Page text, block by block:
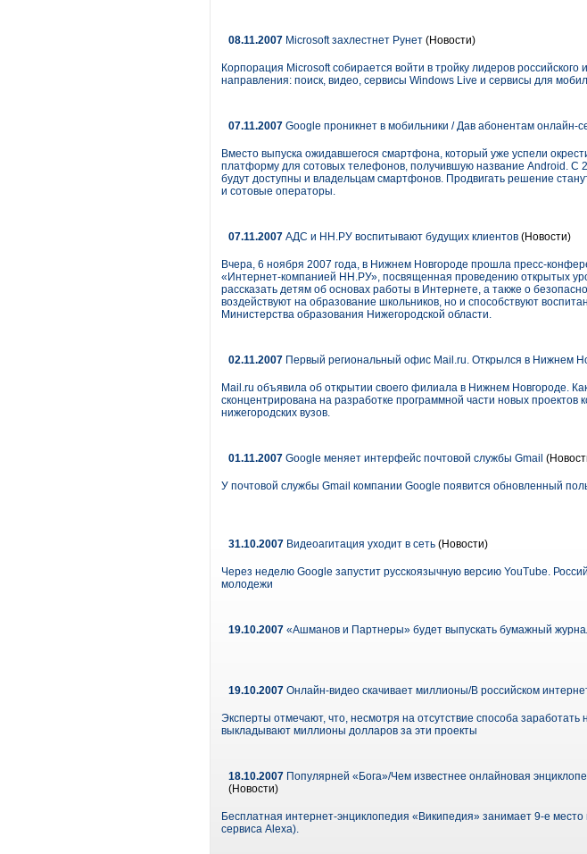
08.11.2007 Microsoft захлестнет Рунет (Новости)
Корпорация Microsoft собирается войти в тройку лидеров
направления: поиск, видео, сервисы Windows Live и сервисы для
07.11.2007 Google проникнет в мобильники / Дав абонентам онлайн-
Вместо выпуска ожидавшегося смартфона, который уже успели
платформу для сотовых телефонов, получившую название Android. С
будут доступны и владельцам смартфонов. Продвигать решение
и сотовые операторы.
07.11.2007 АДС и НН.РУ воспитывают будущих клиентов (Новости)
Вчера, 6 ноября 2007 года, в Нижнем Новгороде прошла пресс-
«Интернет-компанией НН.РУ», посвященная проведению открытых
рассказать детям об основах работы в Интернете, а также о
воздействуют на образование школьников, но и способствуют
Министерства образования Нижегородской области.
02.11.2007 Первый региональный офис Mail.ru. Открылся в Нижнем
Mail.ru объявила об открытии своего филиала в Нижнем Новгороде.
сконцентрирована на разработке программной части новых
нижегородских вузов.
01.11.2007 Google меняет интерфейс почтовой службы Gmail
У почтовой службы Gmail компании Google появится обновленный
31.10.2007 Видеоагитация уходит в сеть (Новости)
Через неделю Google запустит русскоязычную версию YouTube.
молодежи
19.10.2007 «Ашманов и Партнеры» будет выпускать бумажный
19.10.2007 Онлайн-видео скачивает миллионы/В российском
Эксперты отмечают, что, несмотря на отсутствие способа
выкладывают миллионы долларов за эти проекты
18.10.2007 Популярней «Бога»/Чем известнее онлайновая
(Новости)
Бесплатная интернет-энциклопедия «Википедия» занимает 9-е
сервиса Alexa).